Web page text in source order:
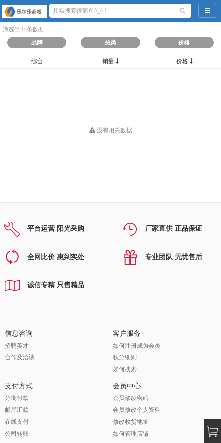
导航
筛选出 0 条数据
品牌
分类 价格
综合 销量 价格
没有相关数据
平台运营 阳光采购 厂家直供 正品保证
全网比价 惠到实处 专业团队 无忧售后
诚信专精 只售精品
信息咨询
招聘英才
合作及洽谈
客户服务
如何注册成为会员
积分细则
如何搜索
支付方式
分期付款
邮局汇款
在线支付
公司转账
会员中心
会员修改密码
会员修改个人资料
修改收货地址
如何管理店铺